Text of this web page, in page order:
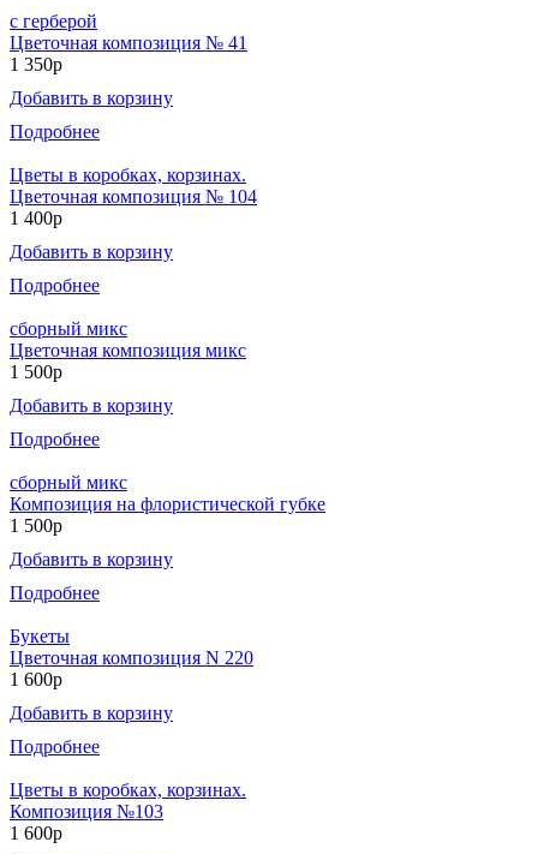
с герберой
Цветочная композиция № 41
1 350р
Добавить в корзину
Подробнее
Цветы в коробках, корзинах.
Цветочная композиция № 104
1 400р
Добавить в корзину
Подробнее
сборный микс
Цветочная композиция микс
1 500р
Добавить в корзину
Подробнее
сборный микс
Композиция на флористической губке
1 500р
Добавить в корзину
Подробнее
Букеты
Цветочная композиция N 220
1 600р
Добавить в корзину
Подробнее
Цветы в коробках, корзинах.
Композиция №103
1 600р